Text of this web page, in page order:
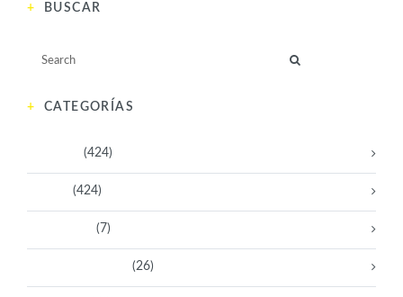
BUSCAR
CATEGORÍAS
(424)
(424)
(7)
(26)